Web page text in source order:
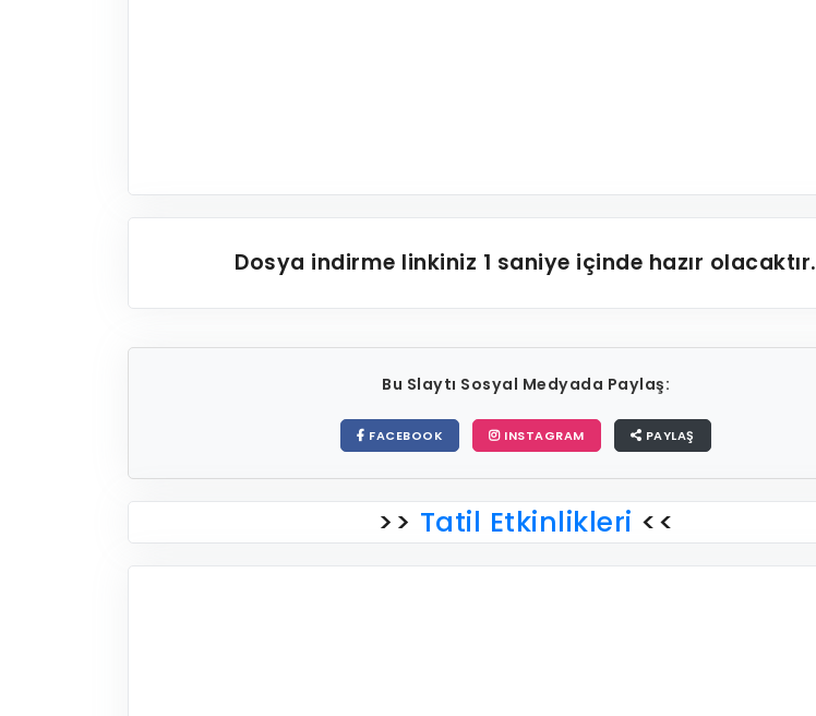
Dosya indirme linkiniz 1 saniye içinde hazır olacaktır.
Bu Slaytı Sosyal Medyada Paylaş:
FACEBOOK INSTAGRAM PAYLAŞ
>> Tatil Etkinlikleri <<